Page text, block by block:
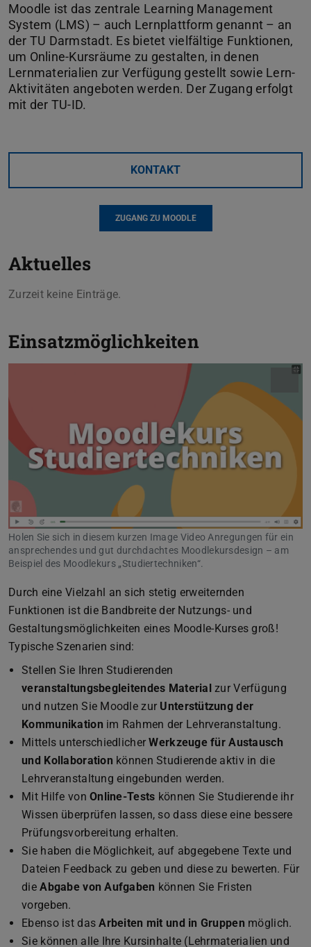
Moodle ist das zentrale Learning Management
System (LMS) – auch Lernplattform genannt – an
der TU Darmstadt. Es bietet vielfältige Funktionen,
um Online-Kursräume zu gestalten, in denen
Lernmaterialien zur Verfügung gestellt sowie Lern-
Aktivitäten angeboten werden. Der Zugang erfolgt
mit der TU-ID.
KONTAKT
ZUGANG ZU MOODLE
Aktuelles
Zurzeit keine Einträge.
Einsatzmöglichkeiten
Holen Sie sich in diesem kurzen Image Video Anregungen für ein
ansprechendes und gut durchdachtes Moodlekursdesign – am
Beispiel des Moodlekurs „Studiertechniken“.
Durch eine Vielzahl an sich stetig erweiternden
Funktionen ist die Bandbreite der Nutzungs- und
Gestaltungsmöglichkeiten eines Moodle-Kurses groß!
Typische Szenarien sind:
Stellen Sie Ihren Studierenden
veranstaltungsbegleitendes Materialzur Verfügung
und nutzen Sie Moodle zur Unterstützung der
Kommunikation im Rahmen der Lehrveranstaltung.
Mittels unterschiedlicherWerkzeuge für Austausch
und Kollaboration können Studierende aktiv in die
Lehrveranstaltung eingebunden werden.
Mit Hilfe vonOnline-Tests können Sie Studierende ihr
Wissen überprüfen lassen, so dass diese eine bessere
Prüfungsvorbereitung erhalten.
Sie haben die Möglichkeit, auf abgegebene Texte und
Dateien Feedback zu geben und diese zu bewerten. Für
dieAbgabe von Aufgaben können Sie Fristen
vorgeben.
Ebenso ist dasArbeiten mit und in Gruppen möglich.
Sie können alle Ihre Kursinhalte (Lehrmaterialien und